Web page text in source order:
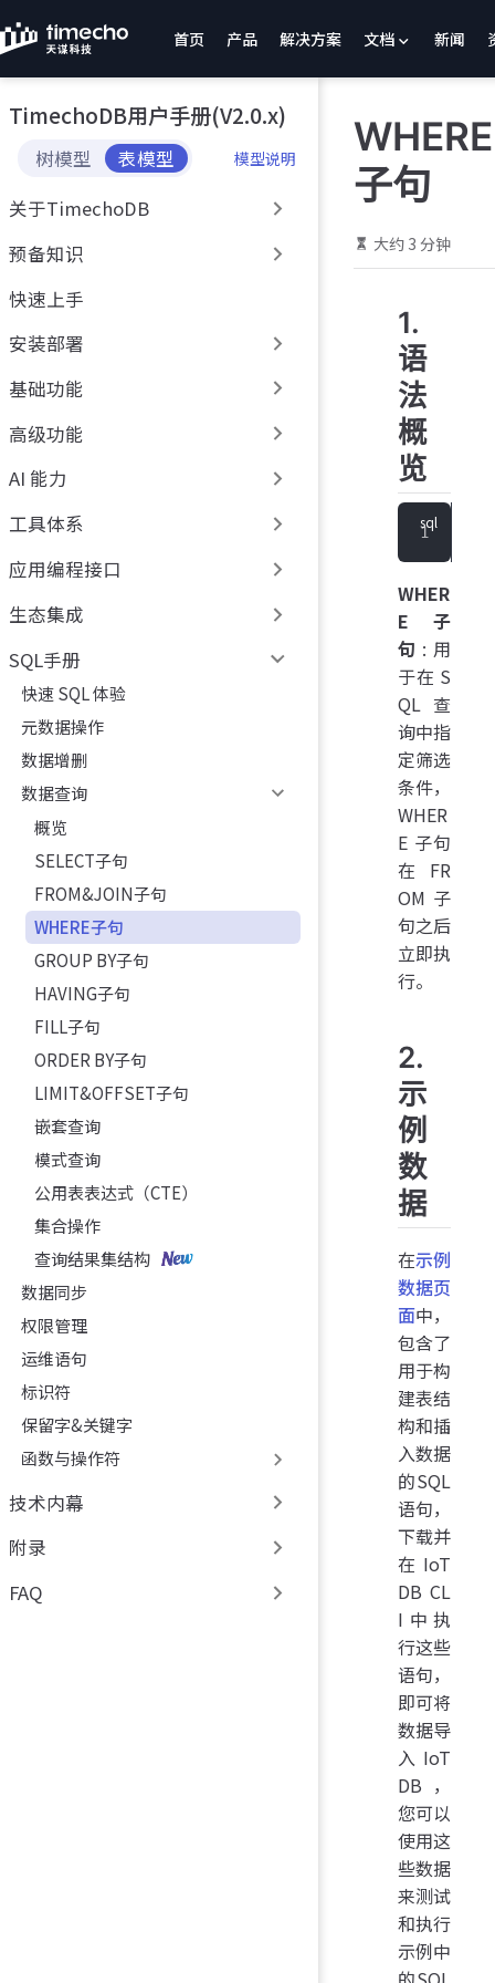
跳
至
主
內
首页 产品 解决方案 文档 新闻
TimechoDB用户手册(V2.0.x)
树模型 表模型 模型说明
关于TimechoDB
预备知识
快速上手
安装部署
基础功能
高级功能
AI 能力
工具体系
应用编程接口
生态集成
SQL手册
快速 SQL 体验
元数据操作
数据增删
数据查询
概览
SELECT子句
FROM&JOIN子句
WHERE子句
GROUP BY子句
HAVING子句
FILL子句
ORDER BY子句
LIMIT&OFFSET子句
嵌套查询
模式查询
公用表表达式（CTE）
集合操作
查询结果集结构
数据同步
权限管理
运维语句
标识符
保留字&关键字
函数与操作符
技术内幕
附录
FAQ
WHERE
子句
大约 3 分钟
1.
语
法
概
览
WHER
E 子
句 :用
于在 S
QL 查
询中指
定筛选
条件，
WHER
E 子句
在 FR
OM 子
句之后
立即执
行。
2.
示
例
数
据
在示例
数据页
面中，
包含了
用于构
建表结
构和插
入数据
的SQL
语句，
下载并
在IoT
DB CL
I中执
行这些
语句，
即可将
数据导
入IoT
DB，
您可以
使用这
些数据
来测试
和执行
示例中